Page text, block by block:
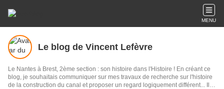
MENU
Le blog de Vincent Lefèvre
Le Nantes à Brest, 2ème section : son histoire dans l'Histoire ! En créant ce
blog, je souhaitais communiquer sur mes travaux de recherche sur l'histoire
de la construction du canal et proposer un regard logiquement différent... Il